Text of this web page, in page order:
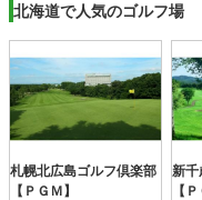
北海道で人気のゴルフ場
札幌北広島ゴルフ倶楽部
【ＰＧＭ】
新千
【